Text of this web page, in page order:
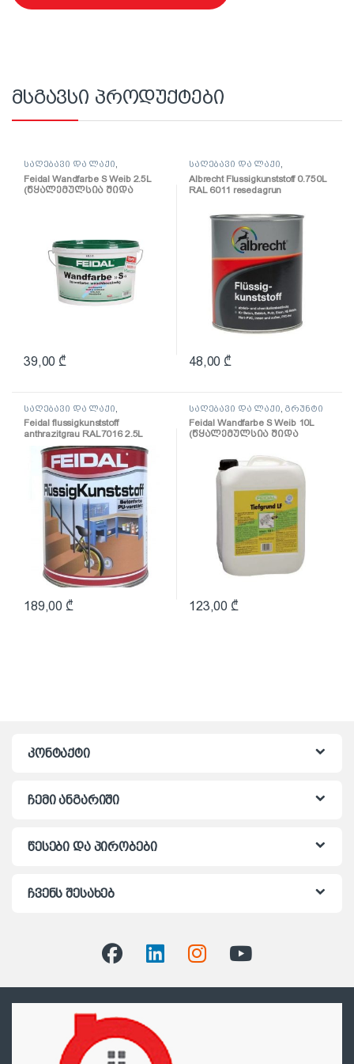
მსგავსი პროდუქტები
საღებავი და ლაქი
Feidal Wandfarbe S Weib 2.5L
(წყალემულსია შიდა
39,00 ₾
საღებავი და ლაქი
Albrecht Flussigkunststoff 0.750L
RAL 6011 resedagrun
ზეთოვანი საღებავი)
48,00 ₾
საღებავი და ლაქი
საღებავი
Feidal flussigkunststoff
anthrazitgrau RAL7016 2.5L
(პოლიურეთანის
ზეთოვანი საღებავი
ანტრაციტი)
189,00 ₾
საღებავი და ლაქი გრუნტი
Feidal Wandfarbe S Weib 10L
(წყალემულსია შიდა
123,00 ₾
კონტაქტი
ჩემი ანგარიში
წესები და პირობები
ჩვენს შესახებ